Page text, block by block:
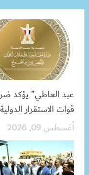
عبد العاطي” يؤكد
قوات الاستقرار الدولية
أغسطس 09, 2026